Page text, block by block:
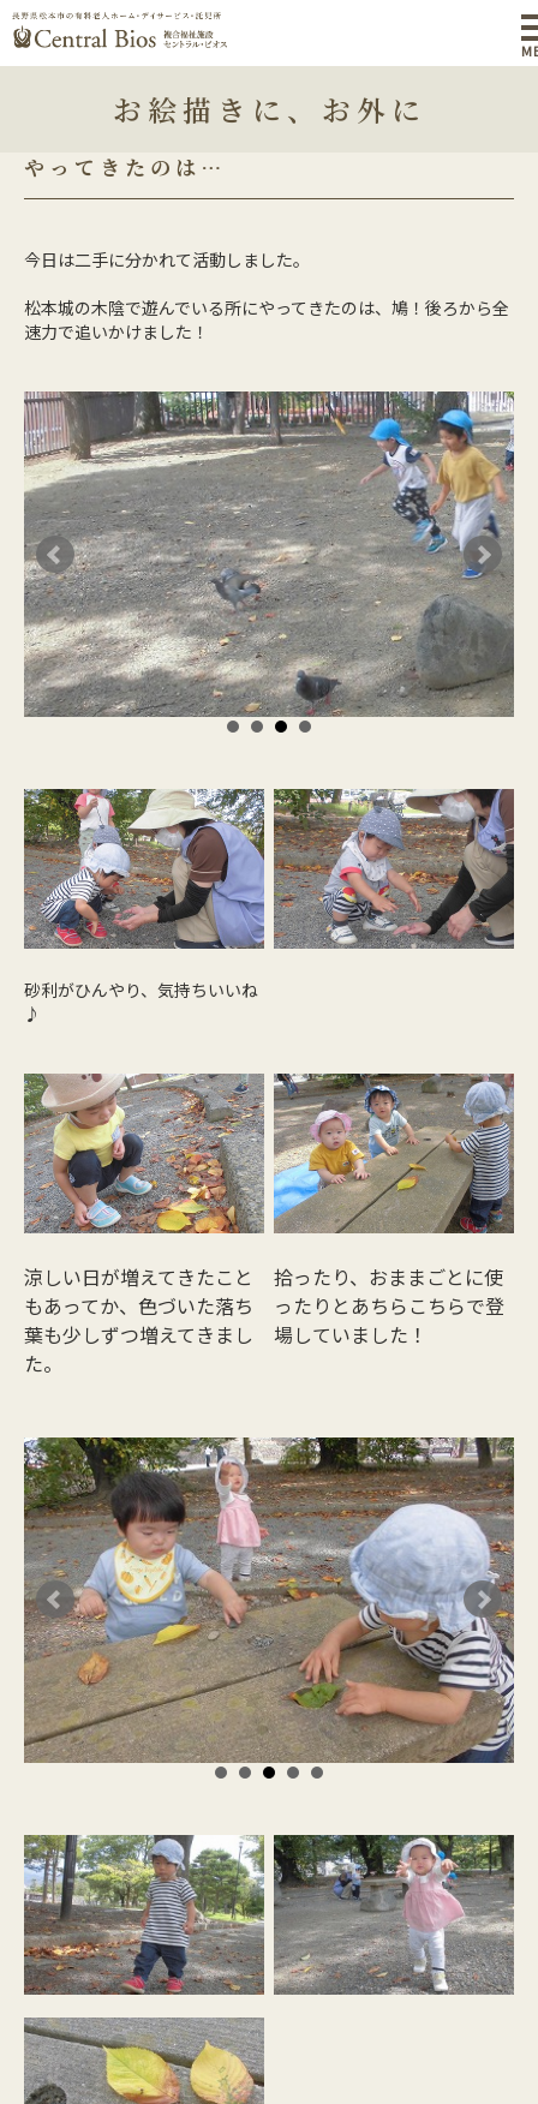
お絵描きに、お外に
やってきたのは…
今日は二手に分かれて活動しました。
松本城の木陰で遊んでいる所にやってきたのは、鳩！後ろから全
速力で追いかけました！
砂利がひんやり、気持ちいいね
♪
涼しい日が増えてきたこと
もあってか、色づいた落ち
葉も少しずつ増えてきまし
た。
拾ったり、おままごとに使
ったりとあちらこちらで登
場していました！